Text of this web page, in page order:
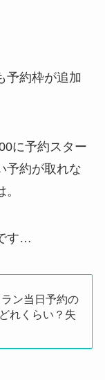
予約枠が追加
に予約スター
予約が取れな
す…
ン当日予約の
れくらい？失